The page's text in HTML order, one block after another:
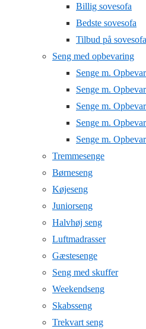
Billig sovesofa
Bedste sovesofa
Tilbud på
Seng med opbevaring
Senge m.
Senge m.
Senge m.
Senge m.
Senge m.
Tremmesenge
Børneseng
Køjeseng
Juniorseng
Halvhøj seng
Luftmadrasser
Gæstesenge
Seng med skuffer
Weekendseng
Skabsseng
Trekvart seng